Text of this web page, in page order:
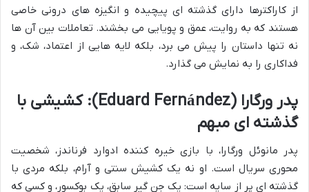
از کاراکترها دارای گذشته ای پیچیده و انگیزه های درونی خاصی
هستند که به روایت، عمق و پویایی می بخشند. تعاملات بین آن ها
نه تنها داستان را پیش می برد، بلکه لایه هایی از اعتماد، شک، و
فداکاری را به نمایش می گذارد.
پدر ورگارا (Eduard Fernández): کشیشی با
گذشته ای مبهم
پدر مانوئل ورگارا، با بازی خیره کننده ادوارد فرناندز، شخصیت
محوری سریال است. او نه یک کشیش سنتی و آرام، بلکه مردی با
گذشته ای پر از سایه است: یک جن گیر سابق، یک بوکسور، و کسی که